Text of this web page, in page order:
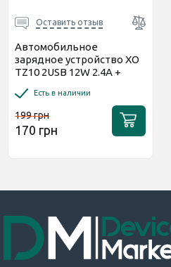
Оставить отзыв
Автомобильное
зарядное устройство XO
TZ10 2USB 12W 2.4A +
Есть в наличии
199 грн
170 грн